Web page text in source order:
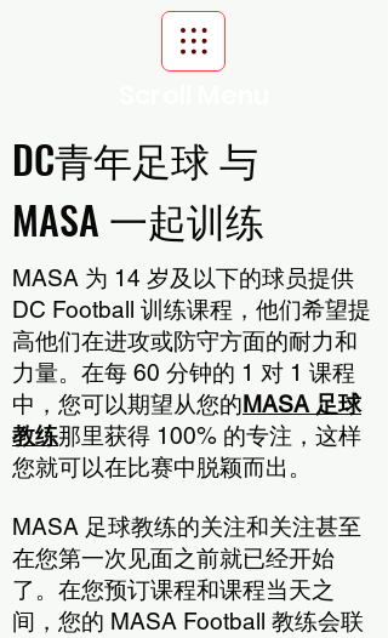
DC青年足球 与
MASA 一起训练
MASA 为 14 岁及以下的球员提供
DC Football 训练课程，他们希望提
高他们在进攻或防守方面的耐力和
力量。在每 60 分钟的 1 对 1 课程
中，您可以期望从您的MASA 足球
教练那里获得 100% 的专注，这样
您就可以在比赛中脱颖而出。
MASA 足球教练的关注和关注甚至
在您第一次见面之前就已经开始
了。在您预订课程和课程当天之
间，您的 MASA Football 教练会联